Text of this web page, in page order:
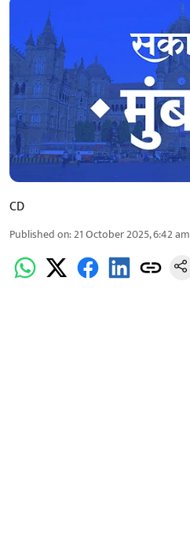
CD
Published on:21 October 2025, 6:42 am